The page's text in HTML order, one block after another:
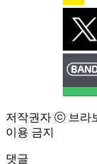
저작권자 ⓒ 브라
이용 금지
댓글